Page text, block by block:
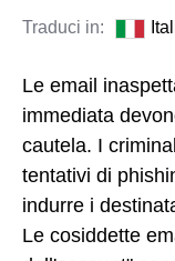
Traduci in:
Le email
immediata
cautela. I
tentativi di
indurre i
Le cosiddette